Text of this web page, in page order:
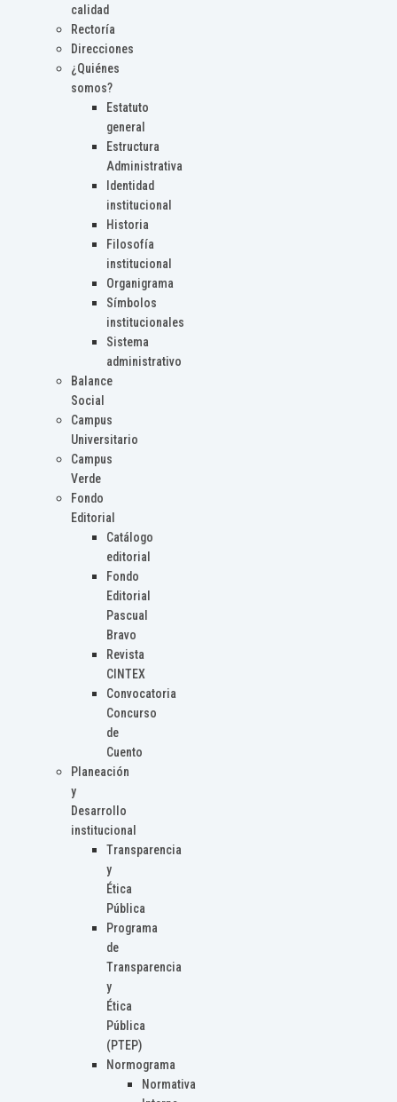
calidad
Rectoría
Direcciones
¿Quiénes
somos?
Estatuto
general
Estructura
Administrativa
Identidad
institucional
Historia
Filosofía
institucional
Organigrama
Símbolos
institucionales
Sistema
administrativo
Balance
Social
Campus
Universitario
Campus
Verde
Fondo
Editorial
Catálogo
editorial
Fondo
Editorial
Pascual
Bravo
Revista
CINTEX
Convocatoria
Concurso
de
Cuento
Planeación
y
Desarrollo
institucional
Transparencia
y
Ética
Pública
Programa
de
Transparencia
y
Ética
Pública
(PTEP)
Normograma
Normativa